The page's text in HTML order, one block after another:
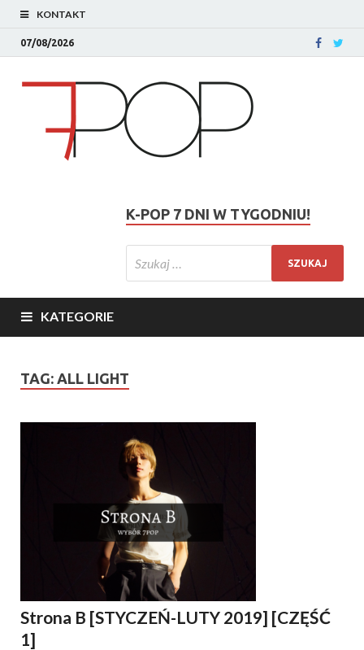
KONTAKT
07/08/2026
K-POP 7 DNI W TYGODNIU!
KATEGORIE
TAG: ALL LIGHT
Strona B [STYCZEŃ-LUTY 2019] [CZĘŚĆ
1]